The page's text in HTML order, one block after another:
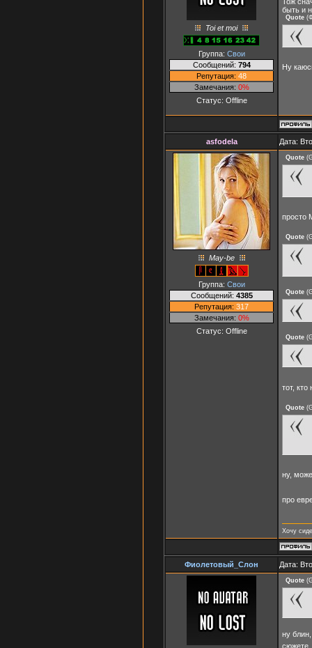
Toi et moi
Группа: Свои
Сообщений: 794
Репутация: 48
Замечания: 0%
Статус: Offline
быть и
Quote (
Ну
asfodela Дата:
May-be
Группа: Свои
Сообщений: 4385
Репутация: 317
Замечания: 0%
Статус: Offline
Quote (
просто
Quote (
Quote (
Quote (
тот,
Quote (
ну,
про
Хочу
Фиолетовый_Слон Дата:
Quote (
ну